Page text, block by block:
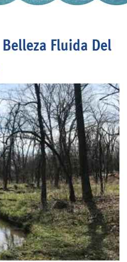
Fluida Del